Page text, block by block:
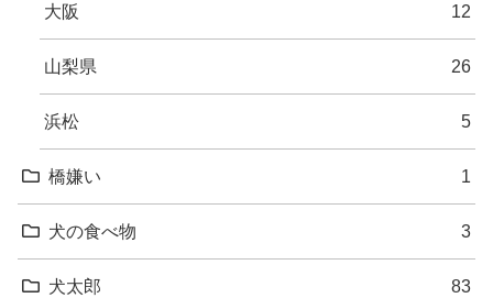
大阪 12
山梨県 26
浜松 5
橋嫌い 1
犬の食べ物 3
犬太郎 83